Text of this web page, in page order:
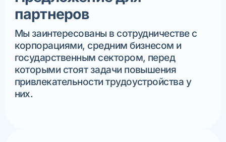
партнеров
Мы заинтересованы в сотрудничестве с
корпорациями, средним бизнесом и
государственным сектором, перед
которыми стоят задачи повышения
привлекательности трудоустройства у
них.